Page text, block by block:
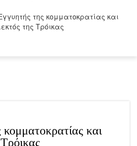
της κομματοκρατίας και
της Τρόικας
και